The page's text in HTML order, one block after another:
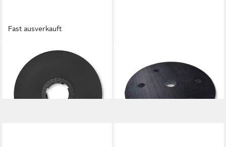
Fast ausverkauft
Schleifteller Schleifteller für
Klett-Schleifscheiben
90,80 €
in 2-3 Werktagen bei dir
(225mm) weich
24,39 €
in 2-3 Werktagen bei dir